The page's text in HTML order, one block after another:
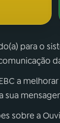
para o
a
sua
sobre a